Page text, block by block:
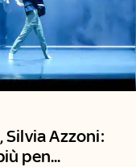
Silvia Azzoni:
pen...